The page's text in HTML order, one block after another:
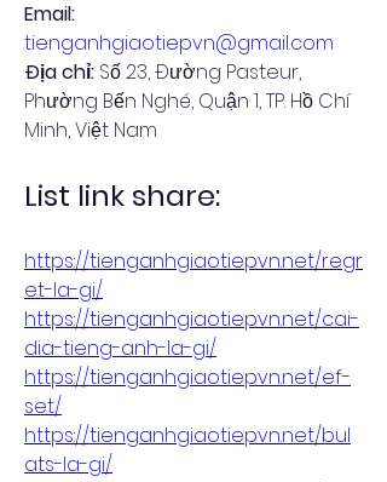
tienganhgiaotiepvn@gmail.com
Địa chỉ: Số 23, Đường Pasteur,
Phường Bến Nghé, Quận 1, TP. Hồ Chí
Minh, Việt Nam
List link share:
https://tienganhgiaotiepvn.net/regr
et-la-gi/
https://tienganhgiaotiepvn.net/cai-
dia-tieng-anh-la-gi/
https://tienganhgiaotiepvn.net/ef-
set/
https://tienganhgiaotiepvn.net/bul
ats-la-gi/